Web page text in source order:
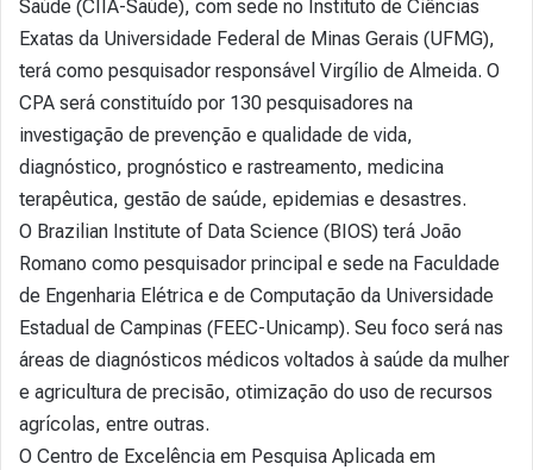
Saúde (CIIA-Saúde), com sede no Instituto de Ciências
Exatas da Universidade Federal de Minas Gerais (UFMG),
terá como pesquisador responsável Virgílio de Almeida. O
CPA será constituído por 130 pesquisadores na
investigação de prevenção e qualidade de vida,
diagnóstico, prognóstico e rastreamento, medicina
terapêutica, gestão de saúde, epidemias e desastres.
O Brazilian Institute of Data Science (BIOS) terá João
Romano como pesquisador principal e sede na Faculdade
de Engenharia Elétrica e de Computação da Universidade
Estadual de Campinas (FEEC-Unicamp). Seu foco será nas
áreas de diagnósticos médicos voltados à saúde da mulher
e agricultura de precisão, otimização do uso de recursos
agrícolas, entre outras.
O Centro de Excelência em Pesquisa Aplicada em